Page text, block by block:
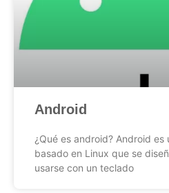
Android
¿Qué es android? Android
basado en Linux que se
usarse con un teclado